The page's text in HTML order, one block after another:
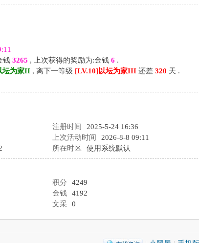
钱 3265 , 上次获得的奖励为:金钱 6 .
坛为家II , 离下一等级 [LV.10]以坛为家III 还差 320 天 .
注册时间
2025-5-24 16:36
上次活动时间
2026-8-8 09:11
所在时区 使用系统默认
积分
4249
金钱
4192
文采 0